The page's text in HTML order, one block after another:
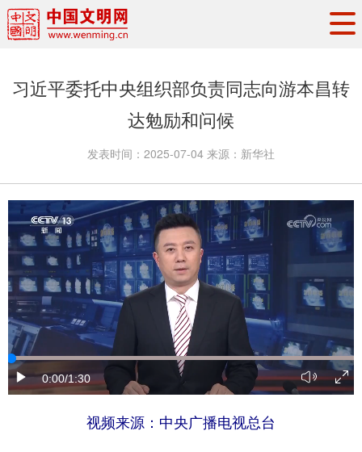
权威发布
资讯联播
地方交流
文明实践
文明矩阵
习近平委托中央组织部负责同志向游本昌转
达勉励和问候
发表时间： 2025-07-04 来源： 新华社
0:00/1:30
视频来源：中央广播电视总台